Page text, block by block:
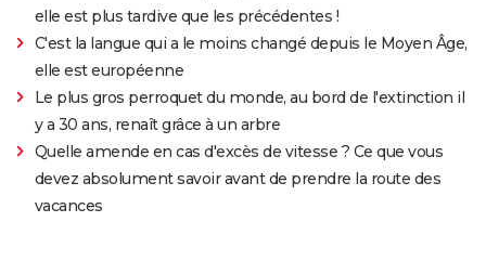
elle est plus tardive que les précédentes !
C'est la langue qui a le moins changé depuis le Moyen Âge,
elle est européenne
Le plus gros perroquet du monde, au bord de l'extinction il
y a 30 ans, renaît grâce à un arbre
Quelle amende en cas d'excès de vitesse ? Ce que vous
devez absolument savoir avant de prendre la route des
vacances